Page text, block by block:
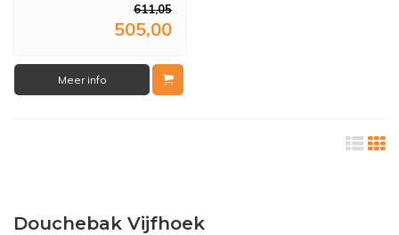
611,05
505,00
Meer info
Douchebak Vijfhoek